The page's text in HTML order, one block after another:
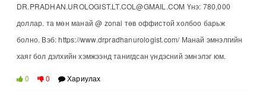
DR.PRADHAN.UROLOGIST.LT.COL@GMAIL.COM Үнэ: 780,000
доллар. та мөн манай @ zonal төв оффистой холбоо барьж
болно. Вэб: https://www.drpradhanurologist.com/ Манай эмнэлгийн
хаяг бол дэлхийн хэмжээнд танигдсан үндэсний эмнэлэг юм.
0 0 Хариулах